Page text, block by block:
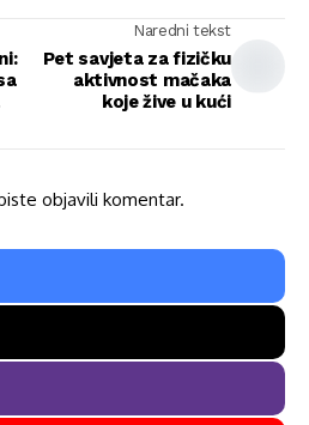
Naredni tekst
Pet savjeta za fizičku
aktivnost mačaka
koje žive u kući
objavili komentar.